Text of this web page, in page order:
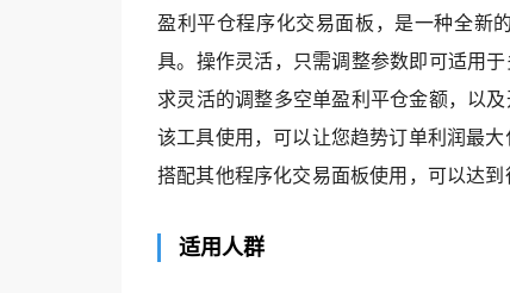
盈利平仓程序化交易面板，是一种全新
具。操作灵活，只需调整参数即可适用
求灵活的调整多空单盈利平仓金额，以
该工具使用，可以让您趋势订单利润最大
搭配其他程序化交易面板使用，可以达到
适用人群